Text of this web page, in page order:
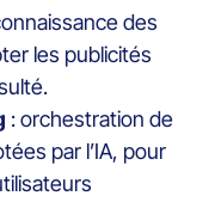
des
les publicités
: orchestration de
par l’IA, pour